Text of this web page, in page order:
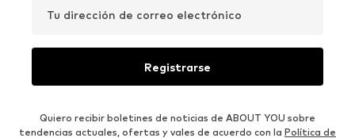
Tu dirección de correo electrónico
Registrarse
Quiero recibir boletines de noticias de ABOUT YOU sobre
tendencias actuales, ofertas y vales de acuerdo con la Política de